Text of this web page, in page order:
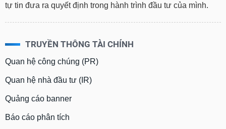
tự tin đưa ra quyết định trong hành trình đầu tư của mình.
TRUYỀN THÔNG TÀI CHÍNH
Quan hệ công chúng (PR)
Quan hệ nhà đầu tư (IR)
Quảng cáo banner
Báo cáo phân tích